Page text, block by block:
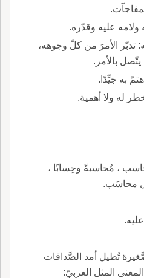
عليه وقدّره.
الأمرَ من كلّ وجوهه،
يتّصل بالأمر.
به جيِّدًا.
له ولا أهمية.
، مُحاسبةً وحِسابًا ،
محاسَب.
تُطيل أمد الصَّداقات
المثل العربيّ: